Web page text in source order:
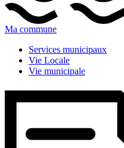
Ma commune
Services municipaux
Vie Locale
Vie municipale